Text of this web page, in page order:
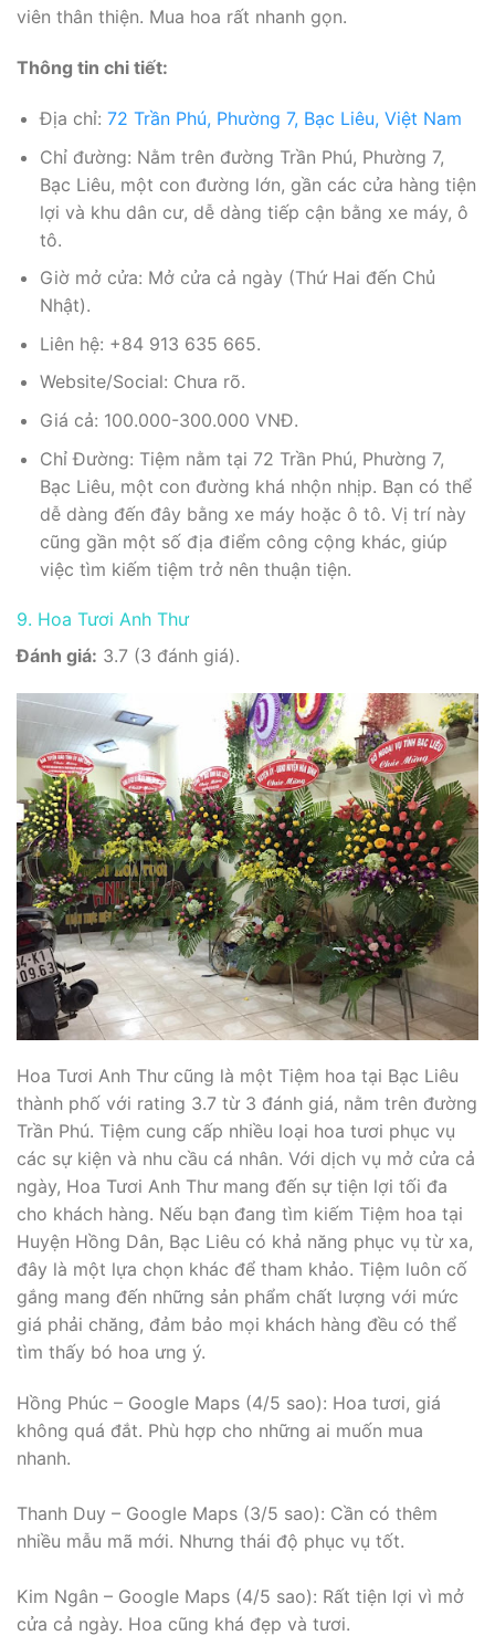
viên thân thiện. Mua hoa rất nhanh gọn.
Thông tin chi tiết:
Địa chỉ: 72 Trần Phú, Phường 7, Bạc Liêu, Việt Nam
Chỉ đường: Nằm trên đường Trần Phú, Phường 7,
Bạc Liêu, một con đường lớn, gần các cửa hàng tiện
lợi và khu dân cư, dễ dàng tiếp cận bằng xe máy, ô
tô.
Giờ mở cửa: Mở cửa cả ngày (Thứ Hai đến Chủ
Nhật).
Liên hệ: +84 913 635 665.
Website/Social: Chưa rõ.
Giá cả: 100.000-300.000 VNĐ.
Chỉ Đường: Tiệm nằm tại 72 Trần Phú, Phường 7,
Bạc Liêu, một con đường khá nhộn nhịp. Bạn có thể
dễ dàng đến đây bằng xe máy hoặc ô tô. Vị trí này
cũng gần một số địa điểm công cộng khác, giúp
việc tìm kiếm tiệm trở nên thuận tiện.
9. Hoa Tươi Anh Thư
Đánh giá: 3.7 (3 đánh giá).
Hoa Tươi Anh Thư cũng là một Tiệm hoa tại Bạc Liêu
thành phố với rating 3.7 từ 3 đánh giá, nằm trên đường
Trần Phú. Tiệm cung cấp nhiều loại hoa tươi phục vụ
các sự kiện và nhu cầu cá nhân. Với dịch vụ mở cửa cả
ngày, Hoa Tươi Anh Thư mang đến sự tiện lợi tối đa
cho khách hàng. Nếu bạn đang tìm kiếm Tiệm hoa tại
Huyện Hồng Dân, Bạc Liêu có khả năng phục vụ từ xa,
đây là một lựa chọn khác để tham khảo. Tiệm luôn cố
gắng mang đến những sản phẩm chất lượng với mức
giá phải chăng, đảm bảo mọi khách hàng đều có thể
tìm thấy bó hoa ưng ý.
Hồng Phúc – Google Maps (4/5 sao): Hoa tươi, giá
không quá đắt. Phù hợp cho những ai muốn mua
nhanh.
Thanh Duy – Google Maps (3/5 sao): Cần có thêm
nhiều mẫu mã mới. Nhưng thái độ phục vụ tốt.
Kim Ngân – Google Maps (4/5 sao): Rất tiện lợi vì mở
cửa cả ngày. Hoa cũng khá đẹp và tươi.